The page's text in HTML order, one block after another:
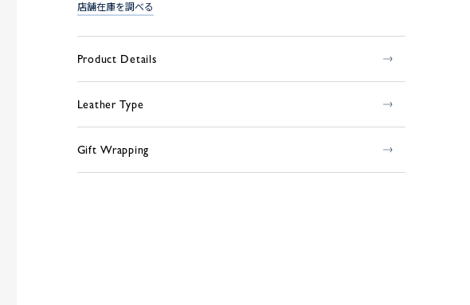
店舗在庫を調べる
Product Details
Leather Type
Gift Wrapping